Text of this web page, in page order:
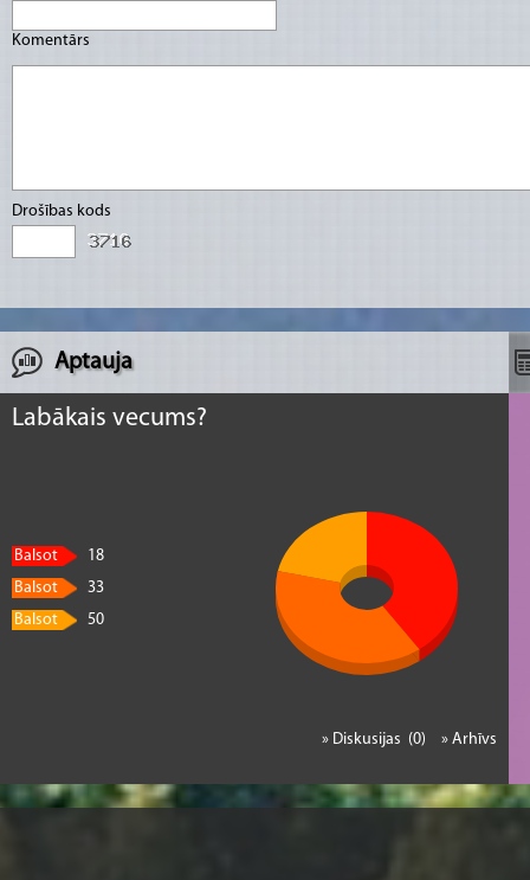
Komentārs
Drošības kods
Aptauja
Labākais vecums?
Balsot
18
Balsot
33
Balsot
50
» Arhīvs
» Diskusijas (0)